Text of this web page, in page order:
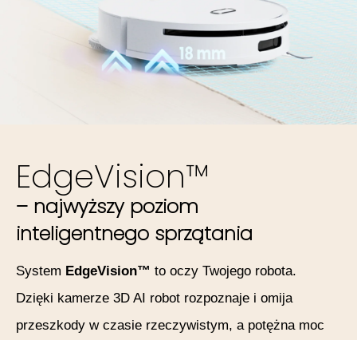
EdgeVision™
– najwyższy poziom
inteligentnego sprzątania
System EdgeVision™ to oczy Twojego robota.
Dzięki kamerze 3D AI robot rozpoznaje i omija
przeszkody w czasie rzeczywistym, a potężna moc